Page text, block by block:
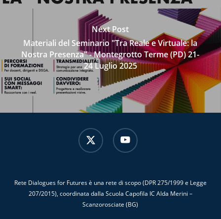
Next Post
Materiali del Seminario "Tra Reale e Virtuale: la
Nostra Presenza" - Montegrotto Terme (PD) 21-
24 Luglio 2025
x-
twitter
youtube
Rete Dialogues for Futures è una rete di scopo (DPR 275/1999 e Legge
207/2015), coordinata dalla Scuola Capofila IC Alda Merini –
Scanzorosciate (BG)